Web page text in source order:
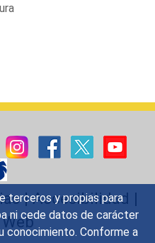
terceros y propias para
ni cede datos de carácter
conocimiento. Conforme a
|Accesibilidad |